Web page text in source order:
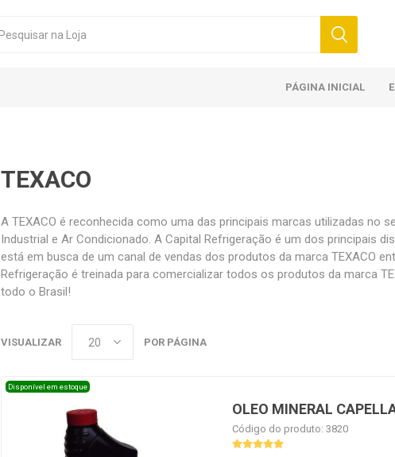
PÁGINA INICIAL
TEXACO
A TEXACO é reconhecida como uma das principais marcas utilizadas no
Industrial e Ar Condicionado. A Capital Refrigeração é um dos principais
está em busca de um canal de vendas dos produtos da marca TEXACO
Refrigeração é treinada para comercializar todos os produtos da marca
todo o Brasil!
VISUALIZAR POR PÁGINA
Disponível em estoque
OLEO MINERAL
Código do produto: 3820